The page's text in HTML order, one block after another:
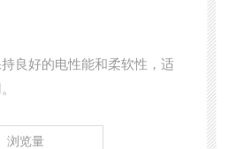
良好的电性能和柔软性，适
浏览量